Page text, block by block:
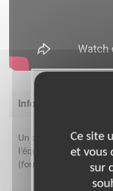
Informations
Un protocole d’accueil
l’équipe de l’antenne
(formations,
Ce site
et vous
sur